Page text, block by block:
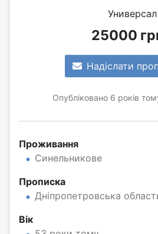
Универсал
25000
Надіслати
Опубліковано 6 років
Проживання
Синельникове
Прописка
Дніпропетровська
Вік